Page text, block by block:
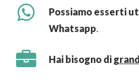
Possiamo esserti
Whatsapp
Hai bisogno di